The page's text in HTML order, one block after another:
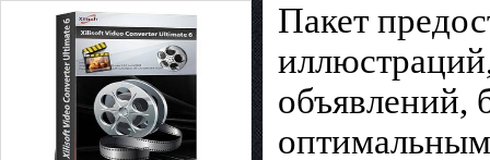
Пакет
объявлений,